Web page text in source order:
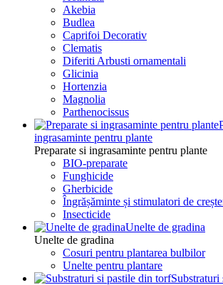
Akebia
Budlea
Caprifoi Decorativ
Clematis
Diferiti Arbusti ornamentali
Glicinia
Hortenzia
Magnolia
Parthenocissus
ingrasaminte pentru plante
Preparate si ingrasaminte pentru plante
BIO-preparate
Funghicide
Gherbicide
Îngrășăminte și stimulatori de
Insecticide
Unelte de gradina
Unelte de gradina
Cosuri pentru plantarea bulbilor
Unelte pentru plantare